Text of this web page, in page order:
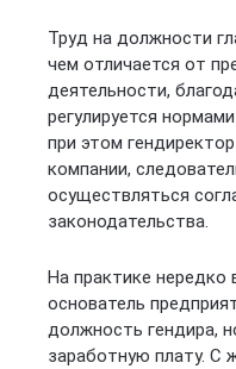
Труд на должности
чем отличается от
деятельности,
регулируется
при этом
компании,
осуществляться
законодательства.
На практике нередко
основатель
должность гендира,
заработную плату. С